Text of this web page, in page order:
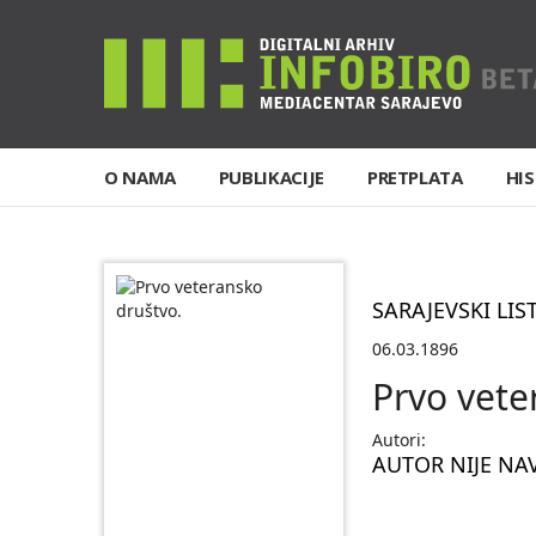
O NAMA PUBLIKACIJE PRETPLATA
SARAJEVSKI
06.03.1896
Prvo
Autori:
AUTOR NIJE